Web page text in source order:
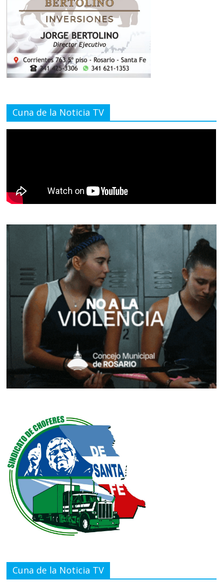
Cuna de la Noticia TV
Cuna de la Noticia TV